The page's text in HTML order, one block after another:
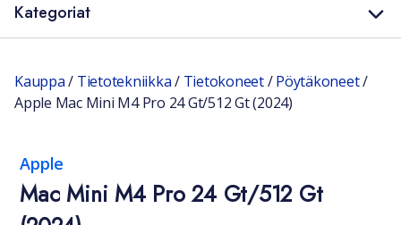
Kategoriat
Kauppa/ Tietotekniikka/ Tietokoneet/Pöytäkoneet/
Apple Mac Mini M4 Pro 24 Gt/512 Gt (2024)
Apple
Mac Mini M4 Pro 24 Gt/512 Gt